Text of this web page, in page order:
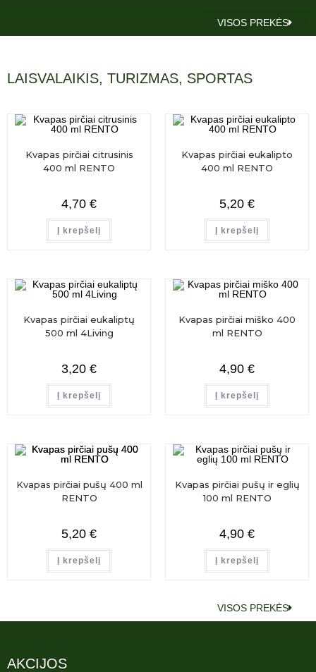
VISOS PREKĖS
LAISVALAIKIS, TURIZMAS, SPORTAS
Kvapas pirčiai citrusinis
400 ml RENTO
4,70 €
Į krepšelį
Kvapas pirčiai eukalipto
400 ml RENTO
5,20 €
Į krepšelį
Kvapas pirčiai eukaliptų
500 ml 4Living
3,20 €
Į krepšelį
Kvapas pirčiai miško 400
ml RENTO
4,90 €
Į krepšelį
Kvapas pirčiai pušų 400 ml
RENTO
5,20 €
Į krepšelį
Kvapas pirčiai pušų ir eglių
100 ml RENTO
4,90 €
Į krepšelį
VISOS PREKĖS
AKCIJOS